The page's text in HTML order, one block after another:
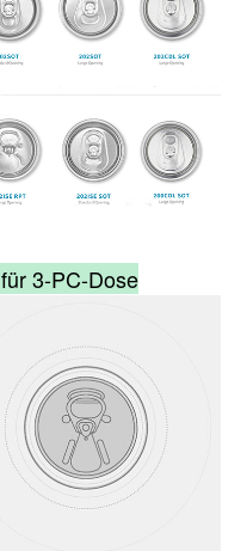
3-PC-Dose